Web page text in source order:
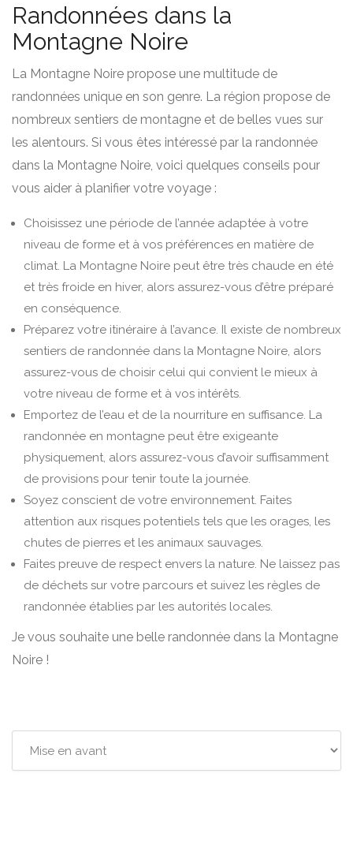
Randonnées dans la
Montagne Noire
La Montagne Noire propose une multitude de
randonnées unique en son genre. La région propose de
nombreux sentiers de montagne et de belles vues sur
les alentours. Si vous êtes intéressé par la randonnée
dans la Montagne Noire, voici quelques conseils pour
vous aider à planifier votre voyage :
Choisissez une période de l’année adaptée à votre
niveau de forme et à vos préférences en matière de
climat. La Montagne Noire peut être très chaude en été
et très froide en hiver, alors assurez-vous d’être préparé
en conséquence.
Préparez votre itinéraire à l’avance. Il existe de nombreux
sentiers de randonnée dans la Montagne Noire, alors
assurez-vous de choisir celui qui convient le mieux à
votre niveau de forme et à vos intérêts.
Emportez de l’eau et de la nourriture en suffisance. La
randonnée en montagne peut être exigeante
physiquement, alors assurez-vous d’avoir suffisamment
de provisions pour tenir toute la journée.
Soyez conscient de votre environnement. Faites
attention aux risques potentiels tels que les orages, les
chutes de pierres et les animaux sauvages.
Faites preuve de respect envers la nature. Ne laissez pas
de déchets sur votre parcours et suivez les règles de
randonnée établies par les autorités locales.
Je vous souhaite une belle randonnée dans la Montagne
Noire !